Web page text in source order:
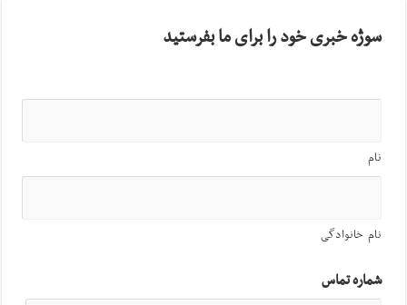
سوژه خبری خود را برای ما بفرستید
نام
نام خانوادگی
شماره تماس